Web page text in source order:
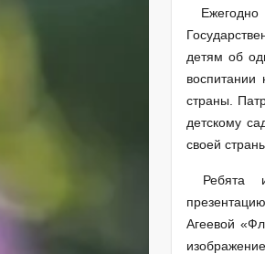
Ежегодно
детям об
страны.
детскому
своей
Ребята
Агеевой